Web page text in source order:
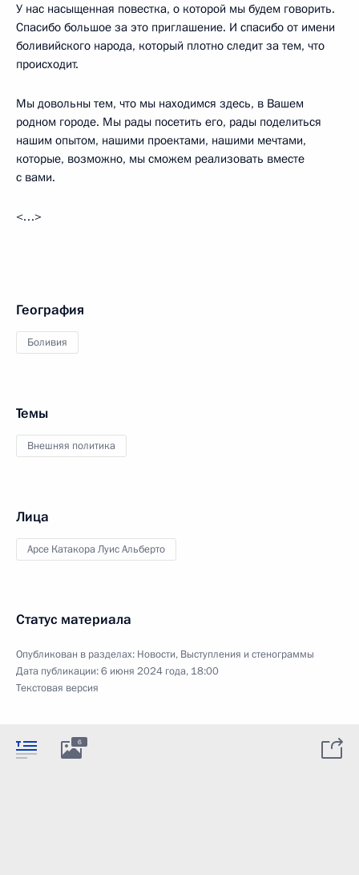
У нас насыщенная повестка, о которой мы будем говорить.
Спасибо большое за это приглашение. И спасибо от имени
боливийского народа, который плотно следит за тем, что
происходит.
Мы довольны тем, что мы находимся здесь, в Вашем
родном городе. Мы рады посетить его, рады поделиться
нашим опытом, нашими проектами, нашими мечтами,
которые, возможно, мы сможем реализовать вместе
с вами.
<…>
География
Боливия
Темы
Внешняя политика
Лица
Арсе Катакора Луис Альберто
Статус материала
Опубликован в разделах: Новости, Выступления и стенограммы
Дата публикации:6 июня 2024 года, 18:00
Текстовая версия
6